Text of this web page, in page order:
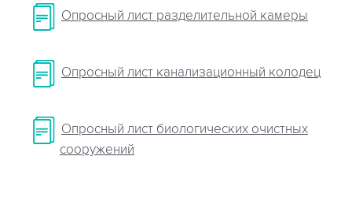
Опросный лист разделительной камеры
Опросный лист канализационный колодец
Опросный лист биологических очистных
сооружений